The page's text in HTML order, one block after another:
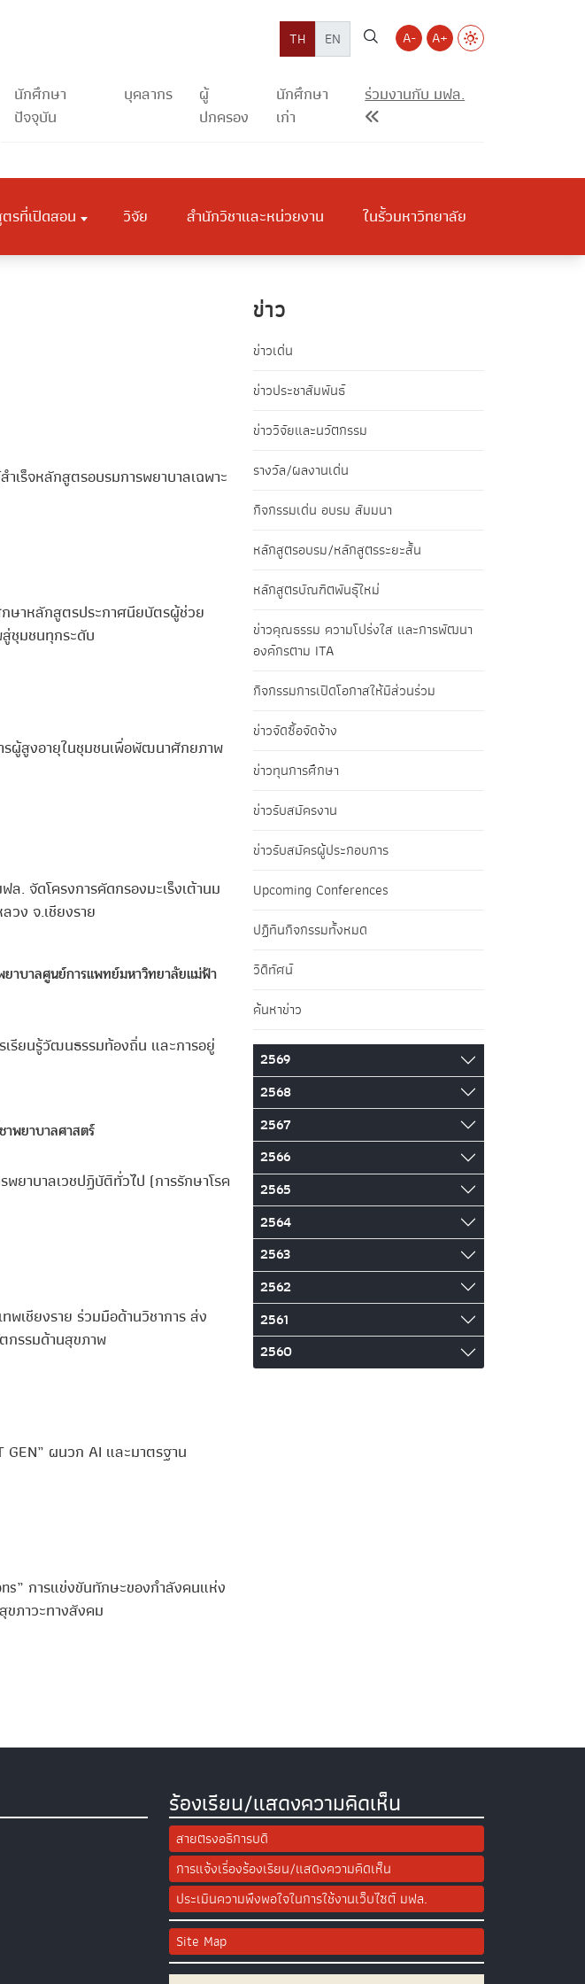
TH EN A- A+
นักศึกษา
ปัจจุบัน
บุคลากร
ผู้
ปกครอง
นักศึกษา
เก่า
ร่วมงานกับ มฟล.
รที่เปิดสอน วิจัย สำนักวิชาและหน่วยงาน ในรั้วมหาวิทยาลัย
ร็จหลักสูตรอบรมการพยาบาลเฉพาะ
ษาหลักสูตรประกาศนียบัตรผู้ช่วย
ชุมชนทุกระดับ
ผู้สูงอายุในชุมชนเพื่อพัฒนาศักยภาพ
จัดโครงการคัดกรองมะเร็งเต้านม
ง จ.เชียงราย
ยาบาลศูนย์การแพทย์มหาวิทยาลัยแม่ฟ้า
รียนรู้วัฒนธรรมท้องถิ่น และการอยู่
พยาบาลศาสตร์
พยาบาลเวชปฏิบัติทั่วไป (การรักษาโรค
พเชียงราย ร่วมมือด้านวิชาการ ส่ง
กรรมด้านสุขภาพ
ผนวก AI และมาตรฐาน
การแข่งขันทักษะของกำลังคนแห่ง
ภาวะทางสังคม
ข่าว
ข่าวเด่น
ข่าวประชาสัมพันธ์
ข่าววิจัยและนวัตกรรม
รางวัล/ผลงานเด่น
กิจกรรมเด่น อบรม สัมมนา
หลักสูตรอบรม/หลักสูตรระยะสั้น
หลักสูตรบัณฑิตพันธุ์ใหม่
ข่าวคุณธรรม ความโปร่งใส และการพัฒนา
องค์กรตาม ITA
กิจกรรมการเปิดโอกาสให้มีส่วนร่วม
ข่าวจัดซื้อจัดจ้าง
ข่าวทุนการศึกษา
ข่าวรับสมัครงาน
ข่าวรับสมัครผู้ประกอบการ
Upcoming Conferences
ปฏิทินกิจกรรมทั้งหมด
วิดีทัศน์
ค้นหาข่าว
2569
2568
2567
2566
2565
2564
2563
2562
2561
2560
ร้องเรียน/แสดงความคิดเห็น
สายตรงอธิการบดี
การแจ้งเรื่องร้องเรียน/แสดงความคิดเห็น
ประเมินความพึงพอใจในการใช้งานเว็บไซต์ มฟล.
Site Map